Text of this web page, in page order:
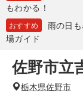
もわかる！
おすすめ
雨の日
場ガイド
佐野市立
栃木県佐野市